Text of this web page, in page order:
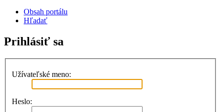
Obsah portálu
Hľadať
Prihlásiť sa
Užívateľské meno:
Heslo: